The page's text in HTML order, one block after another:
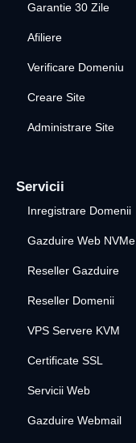
Garantie 30 Zile
Afiliere
Verificare Domeniu
Creare Site
Administrare Site
Servicii
Inregistrare Domenii
Gazduire Web NVMe
Reseller Gazduire
Reseller Domenii
VPS Servere KVM
Certificate SSL
Servicii Web
Gazduire Webmail